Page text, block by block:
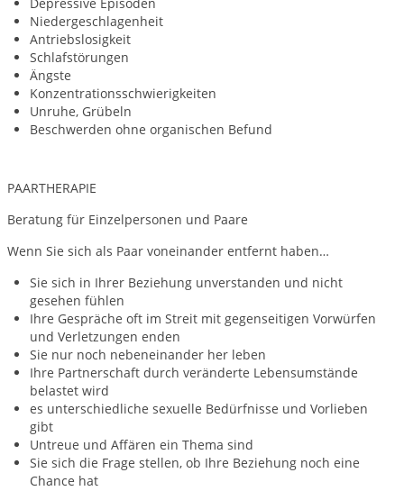
Depressive Episoden
Niedergeschlagenheit
Antriebslosigkeit
Schlafstörungen
Ängste
Konzentrations­schwierigkeiten
Unruhe, Grübeln
Beschwerden ohne organischen Befund
PAARTHERAPIE
Beratung für Einzelpersonen und Paare
Wenn Sie sich als Paar voneinander entfernt haben…
Sie sich in Ihrer Beziehung unverstanden und nicht
gesehen fühlen
Ihre Gespräche oft im Streit mit gegenseitigen Vorwürfen
und Verletzungen enden
Sie nur noch nebeneinander her leben
Ihre Partnerschaft durch veränderte Lebensumstände
belastet wird
es unterschiedliche sexuelle Bedürfnisse und Vorlieben
gibt
Untreue und Affären ein Thema sind
Sie sich die Frage stellen, ob Ihre Beziehung noch eine
Chance hat